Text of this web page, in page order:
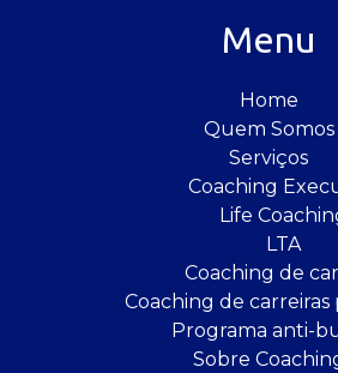
Menu
Home
Quem Somos
Serviços
Coaching
Life
LTA
Coaching de
Coaching de carreiras
Programa anti-
Sobre